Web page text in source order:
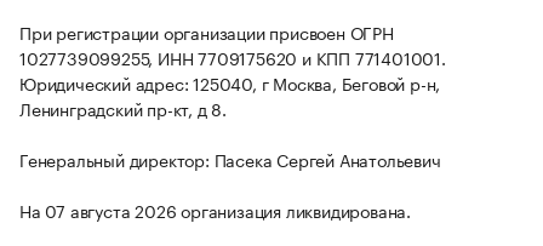
При регистрации организации присвоен ОГРН
1027739099255, ИНН 7709175620 и КПП 771401001.
Юридический адрес: 125040, г Москва, Беговой р-н,
Ленинградский пр-кт, д 8.
Генеральный директор: Пасека Сергей Анатольевич
На 07 августа 2026 организация ликвидирована.